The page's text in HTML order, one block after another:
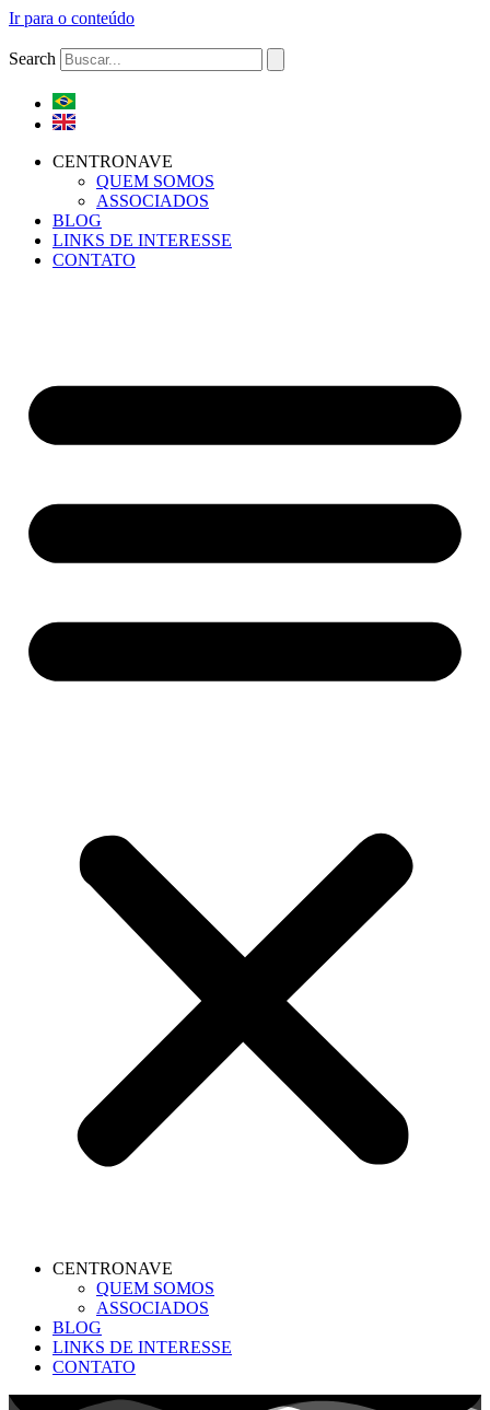
Ir para o conteúdo
Search
CENTRONAVE
QUEM SOMOS
ASSOCIADOS
BLOG
LINKS DE INTERESSE
CONTATO
CENTRONAVE
QUEM SOMOS
ASSOCIADOS
BLOG
LINKS DE INTERESSE
CONTATO